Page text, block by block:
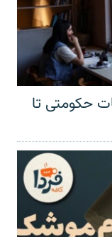
حکومتی تا